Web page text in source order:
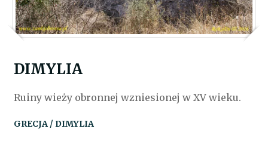
DIMYLIA
Ruiny wieży obronnej wzniesionej w XV wieku.
GRECJA / DIMYLIA